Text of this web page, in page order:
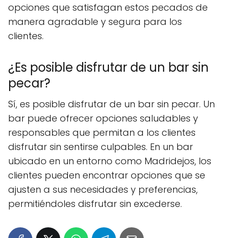
opciones que satisfagan estos pecados de
manera agradable y segura para los
clientes.
¿Es posible disfrutar de un bar sin
pecar?
Sí, es posible disfrutar de un bar sin pecar. Un
bar puede ofrecer opciones saludables y
responsables que permitan a los clientes
disfrutar sin sentirse culpables. En un bar
ubicado en un entorno como Madridejos, los
clientes pueden encontrar opciones que se
ajusten a sus necesidades y preferencias,
permitiéndoles disfrutar sin excederse.